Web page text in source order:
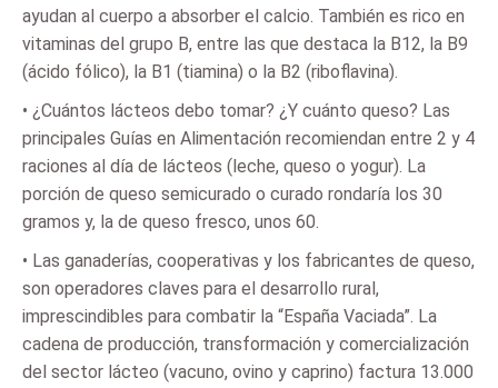
ayudan al cuerpo a absorber el calcio. También es rico en
vitaminas del grupo B, entre las que destaca la B12, la B9
(ácido fólico), la B1 (tiamina) o la B2 (riboflavina).
• ¿Cuántos lácteos debo tomar? ¿Y cuánto queso? Las
principales Guías en Alimentación recomiendan entre 2 y 4
raciones al día de lácteos (leche, queso o yogur). La
porción de queso semicurado o curado rondaría los 30
gramos y, la de queso fresco, unos 60.
• Las ganaderías, cooperativas y los fabricantes de queso,
son operadores claves para el desarrollo rural,
imprescindibles para combatir la “España Vaciada”. La
cadena de producción, transformación y comercialización
del sector lácteo (vacuno, ovino y caprino) factura 13.000